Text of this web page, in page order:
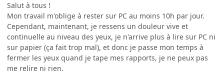
Salut à tous !
Mon travail m'oblige à rester sur PC au moins 10h par jour.
Cependant, maintenant, je ressens un douleur vive et
continuelle au niveau des yeux, je n'arrive plus à lire sur PC ni
sur papier (ça fait trop mal), et donc je passe mon temps à
fermer les yeux quand je tape mes rapports, je ne peux pas
me relire ni rien.